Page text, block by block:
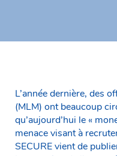
L’année dernière, des
(MLM) ont beaucoup
qu’aujourd’hui le «
menace visant à
SECURE vient de